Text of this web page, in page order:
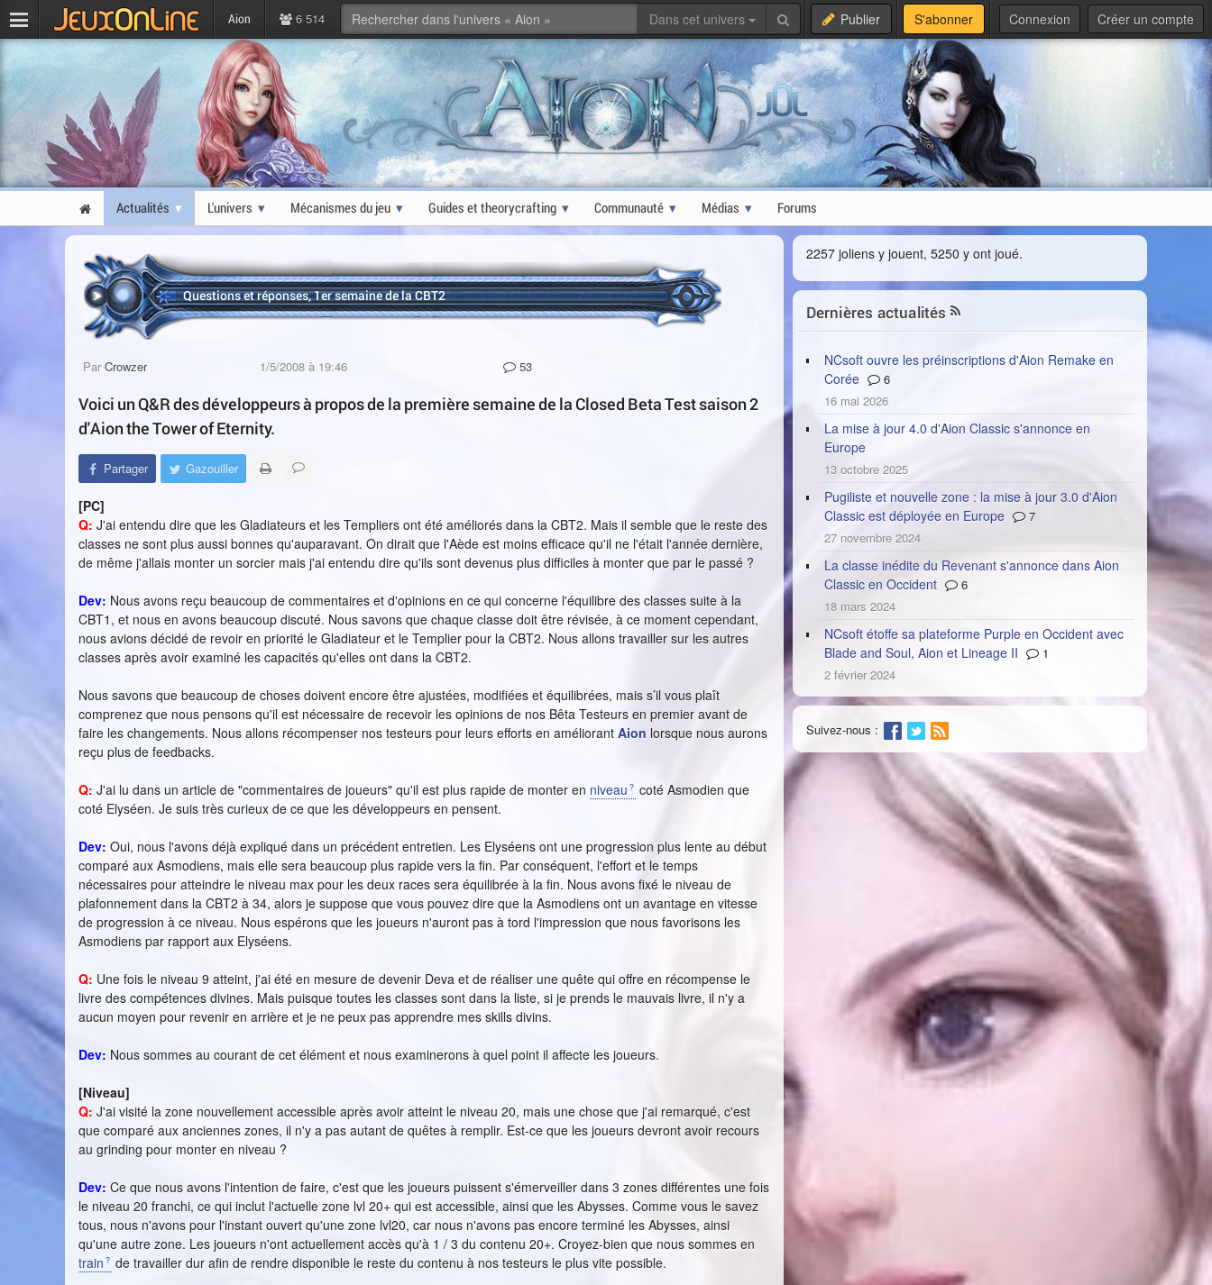
Aion 6 514 Dans cet univers Publier S'abonner Connexion Créer un compte
Actualités L'univers Mécanismes du jeu Guides et theorycrafting Communauté Médias Forums
Questions et réponses, 1er semaine de la CBT2
Par Crowzer 1/5/2008 à 19:46 53
Voici un Q&R des développeurs à propos de la première semaine de la Closed Beta Test saison 2
d'Aion the Tower of Eternity.
Partager Gazouiller
[PC]
Q: J'ai entendu dire que les Gladiateurs et les Templiers ont été améliorés dans la CBT2. Mais il semble que le reste des
classes ne sont plus aussi bonnes qu'auparavant. On dirait que l'Aède est moins efficace qu'il ne l'était l'année dernière,
de même j'allais monter un sorcier mais j'ai entendu dire qu'ils sont devenus plus difficiles à monter que par le passé ?
Dev: Nous avons reçu beaucoup de commentaires et d'opinions en ce qui concerne l'équilibre des classes suite à la
CBT1, et nous en avons beaucoup discuté. Nous savons que chaque classe doit être révisée, à ce moment cependant,
nous avions décidé de revoir en priorité le Gladiateur et le Templier pour la CBT2. Nous allons travailler sur les autres
classes après avoir examiné les capacités qu'elles ont dans la CBT2.
Nous savons que beaucoup de choses doivent encore être ajustées, modifiées et équilibrées, mais s’il vous plaît
comprenez que nous pensons qu'il est nécessaire de recevoir les opinions de nos Bêta Testeurs en premier avant de
faire les changements. Nous allons récompenser nos testeurs pour leurs efforts en améliorant Aion lorsque nous aurons
reçu plus de feedbacks.
Q: J'ai lu dans un article de "commentaires de joueurs" qu'il est plus rapide de monter en niveau
coté Asmodien que
coté Elyséen. Je suis très curieux de ce que les développeurs en pensent.
Dev: Oui, nous l'avons déjà expliqué dans un précédent entretien. Les Elyséens ont une progression plus lente au début
comparé aux Asmodiens, mais elle sera beaucoup plus rapide vers la fin. Par conséquent, l'effort et le temps
nécessaires pour atteindre le niveau max pour les deux races sera équilibrée à la fin. Nous avons fixé le niveau de
plafonnement dans la CBT2 à 34, alors je suppose que vous pouvez dire que la Asmodiens ont un avantage en vitesse
de progression à ce niveau. Nous espérons que les joueurs n'auront pas à tord l'impression que nous favorisons les
Asmodiens par rapport aux Elyséens.
Q: Une fois le niveau 9 atteint, j'ai été en mesure de devenir Deva et de réaliser une quête qui offre en récompense le
livre des compétences divines. Mais puisque toutes les classes sont dans la liste, si je prends le mauvais livre, il n'y a
aucun moyen pour revenir en arrière et je ne peux pas apprendre mes skills divins.
Dev: Nous sommes au courant de cet élément et nous examinerons à quel point il affecte les joueurs.
[Niveau]
Q: J'ai visité la zone nouvellement accessible après avoir atteint le niveau 20, mais une chose que j'ai remarqué, c'est
que comparé aux anciennes zones, il n'y a pas autant de quêtes à remplir. Est-ce que les joueurs devront avoir recours
au grinding pour monter en niveau ?
Dev: Ce que nous avons l'intention de faire, c'est que les joueurs puissent s'émerveiller dans 3 zones différentes une fois
le niveau 20 franchi, ce qui inclut l'actuelle zone lvl 20+ qui est accessible, ainsi que les Abysses. Comme vous le savez
tous, nous n'avons pour l'instant ouvert qu'une zone lvl20, car nous n'avons pas encore terminé les Abysses, ainsi
qu'une autre zone. Les joueurs n'ont actuellement accès qu'à 1 / 3 du contenu 20+. Croyez-bien que nous sommes en
train
de travailler dur afin de rendre disponible le reste du contenu à nos testeurs le plus vite possible.
2257 joliens y jouent, 5250 y ont joué.
Dernières actualités
NCsoft ouvre les préinscriptions d'Aion Remake en
Corée
6
16 mai 2026
La mise à jour 4.0 d'Aion Classic s'annonce en
Europe
13 octobre 2025
Pugiliste et nouvelle zone : la mise à jour 3.0 d'Aion
Classic est déployée en Europe
7
27 novembre 2024
La classe inédite du Revenant s'annonce dans Aion
Classic en Occident
6
18 mars 2024
NCsoft étoffe sa plateforme Purple en Occident avec
Blade and Soul, Aion et Lineage II
1
2 février 2024
Suivez-nous :